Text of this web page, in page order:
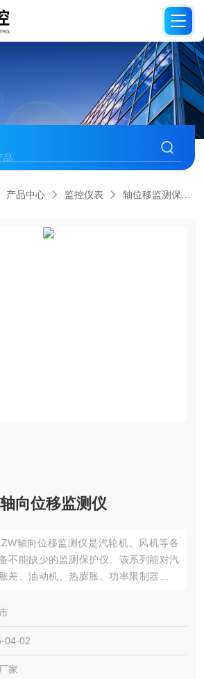
产品中心 监控仪表 轴位移监测保护仪表
向位移监测仪
轴向位移监测仪是汽轮机、风机等各
不能缺少的监测保护仪。该系列能对汽
差、油动机、热膨胀、功率限制器、同
信号和报警开关量输出。
04-02
家